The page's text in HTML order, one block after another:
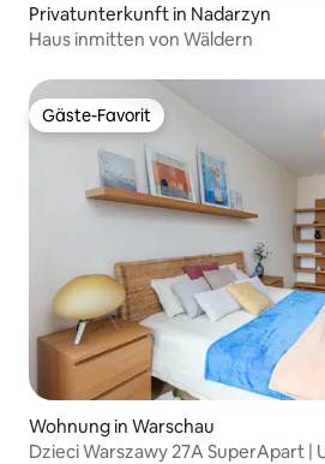
Privatunterkunft in Nadarzyn
Haus inmitten von Wäldern
Gäste-Favorit
Gäste-Favorit
Wohnung in Warschau
Dzieci Warszawy 27A SuperApart |